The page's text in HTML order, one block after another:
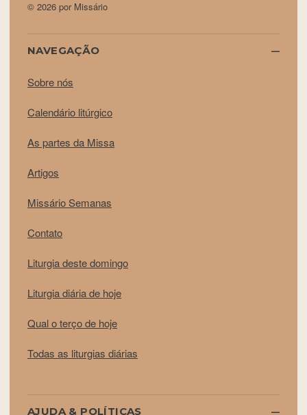
© 2026 por Missário
NAVEGAÇÃO
Sobre nós
Calendário litúrgico
As partes da Missa
Artigos
Missário Semanas
Contato
Liturgia deste domingo
Liturgia diária de hoje
Qual o terço de hoje
Todas as liturgias diárias
AJUDA & POLÍTICAS